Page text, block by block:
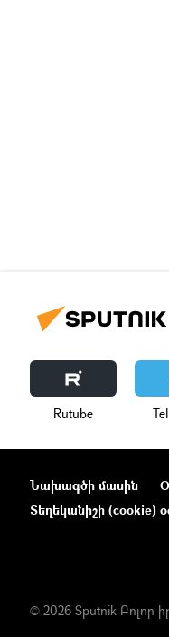
Rutube
Նախագծի մասին
Տեղեկանիշի (cookie)
© 2026 Sputnik Բոլոր